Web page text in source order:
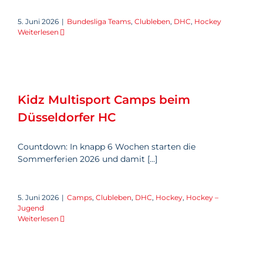
5. Juni 2026 | Bundesliga Teams, Clubleben, DHC, Hockey
Weiterlesen
Kidz Multisport Camps beim
Düsseldorfer HC
Countdown: In knapp 6 Wochen starten die
Sommerferien 2026 und damit [...]
5. Juni 2026 | Camps, Clubleben, DHC, Hockey, Hockey –
Jugend
Weiterlesen